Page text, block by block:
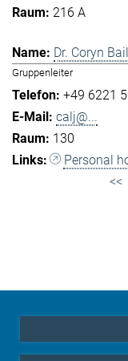
216 A
Dr. Coryn
Gruppenleiter
+49 6221
calj@...
130
Personal
<<